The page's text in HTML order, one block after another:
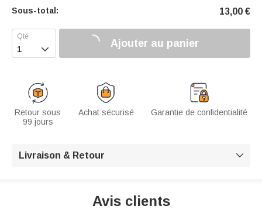
Sous-total: 13,00 €
 Ajouter au panier
Retour sous
99 jours
Achat sécurisé Garantie de confidentialité
Livraison & Retour 
Avis clients